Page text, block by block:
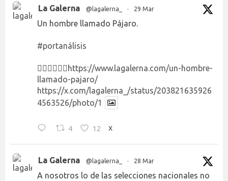
La Galerna @lagalerna_ · 29 Mar
Un hombre llamado Pájaro.
#portanálisis
👉🏻👉🏻👉🏻 https://www.lagalerna.com/un-hombre-
llamado-pajaro/
https://x.com/lagalerna_/status/203821635926
4563526/photo/1
4 12 X
La Galerna @lagalerna_ · 28 Mar
A nosotros lo de las selecciones nacionales no